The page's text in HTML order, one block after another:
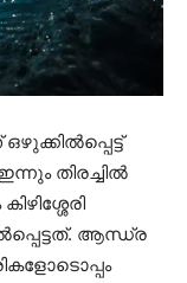
തിരച്ചിൽ
ആന്ധ്ര